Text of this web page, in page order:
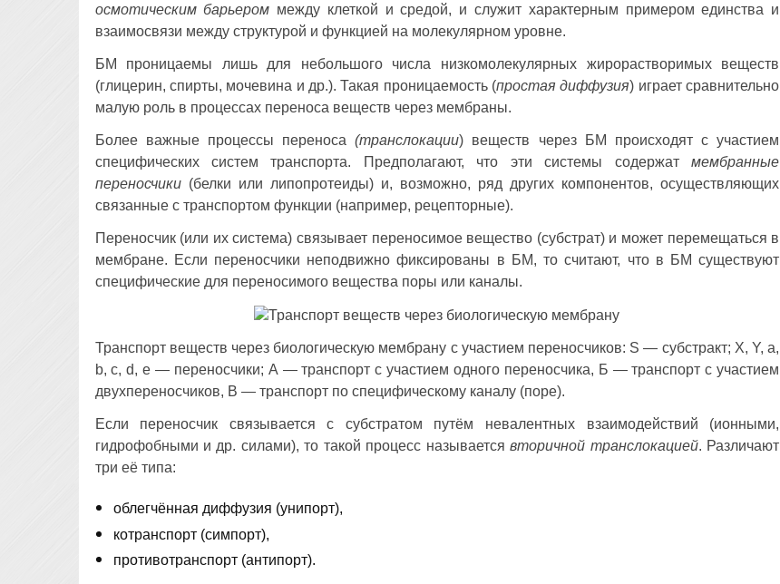
осмотическим барьером между клеткой и средой, и служит характерным примером единства и
взаимосвязи между структурой и функцией на молекулярном уровне.
БМ проницаемы лишь для небольшого числа низкомолекулярных жирорастворимых веществ
(глицерин, спирты, мочевина и др.). Такая проницаемость (простая диффузия) играет сравнительно
малую роль в процессах переноса веществ через мембраны.
Более важные процессы переноса(транслокации) веществ через БМ происходят с участием
специфических систем транспорта. Предполагают, что эти системы содержатмембранные
переносчики(белки или липопротеиды) и, возможно, ряд других компонентов, осуществляющих
связанные с транспортом функции (например, рецепторные).
Переносчик (или их система) связывает переносимое вещество (субстрат) и может перемещаться в
мембране. Если переносчики неподвижно фиксированы в БМ, то считают, что в БМ существуют
специфические для переносимого вещества поры или каналы.
Транспорт веществ через биологическую мембрану с участием переносчиков: S — субстракт; X, Y, a,
b, c, d, e — переносчики; А — транспорт с участием одного переносчика, Б — транспорт с участием
двухпереносчиков, В — транспорт по специфическому каналу (поре).
Если переносчик связывается с субстратом путём невалентных взаимодействий (ионными,
гидрофобными и др. силами), то такой процесс называетсявторичной транслокацией. Различают
три её типа:
облегчённая диффузия (унипорт),
котранспорт (симпорт),
противотранспорт (антипорт).